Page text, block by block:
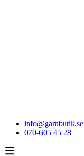
info@garnbutik.se
070-605 45 28